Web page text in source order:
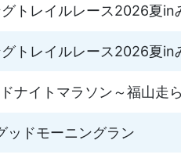
トレイルレース2026夏in
トレイルレース2026夏in
ナイトマラソン～福山走
ッドモーニングラン